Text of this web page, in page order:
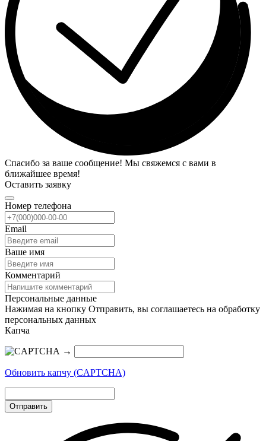
Спасибо за ваше сообщение! Мы свяжемся с вами в
ближайшее время!
Оставить заявку
Номер телефона
Email
Ваше имя
Комментарий
Персональные данные
Нажимая на кнопку Отправить, вы соглашаетесь на обработку
персональных данных
Капча
→
Обновить капчу (CAPTCHA)
Отправить